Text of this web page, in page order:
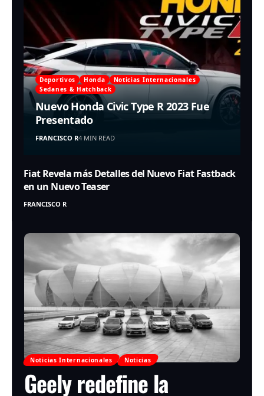
Deportivos Honda
Noticias Internacionales
Sedanes & Hatchback
Nuevo Honda Civic Type R 2023 Fue
Presentado
FRANCISCO R4 MIN READ
Fiat Revela más Detalles del Nuevo Fiat Fastback
en un Nuevo Teaser
FRANCISCO R
Noticias Internacionales Noticias
Geely redefine la